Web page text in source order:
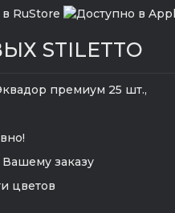
STILETTO
премиум 25 шт.,
Вашему заказу
цветов